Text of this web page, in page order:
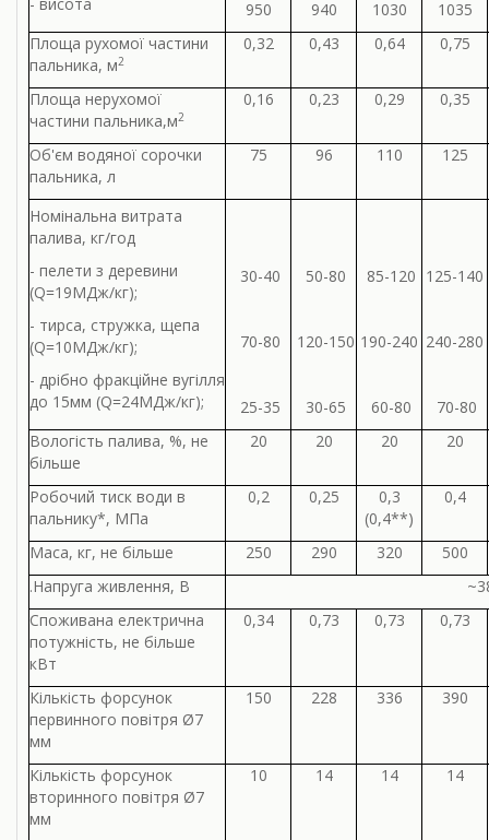
950 940 1030
1035
Площа рухомої частини
пальника, м2
0,32 0,43 0,64 0,75
Площа нерухомої
частини пальника,м2
0,16 0,23 0,29 0,35
Об'єм водяної сорочки
пальника, л
75 96 110 125
Номінальна витрата
палива, кг/год
- пелети з деревини
(Q=19МДж/кг);
- тирса, стружка, щепа
(Q=10МДж/кг);
- дрібно фракційне вугілля
до 15мм (Q=24МДж/кг);
30-40
70-80
25-35
50-80
120-150
30-65
85-120
190-240
60-80
125-140
240-280
70-80
Вологість палива, %, не
більше
20 20 20 20
Робочий тиск води в
пальнику*, МПа
0,2 0,25
0,3
(0,4**)
0,4
Маса, кг, не більше 250 290 320
500
.Напруга живлення, В
Споживана електрична
потужність, не більше
кВт
0,34 0,73 0,73 0,73
Кількість форсунок
первинного повітря Ø7
мм
150 228 336 390
Кількість форсунок
вторинного повітря Ø7
мм
10 14 14 14